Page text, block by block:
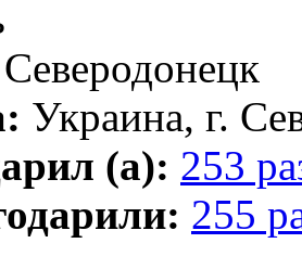
Северодонецк
Украина, г.
(а): 253
255